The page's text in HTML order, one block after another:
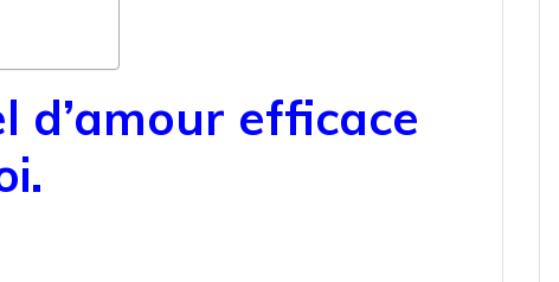
d’amour efficace